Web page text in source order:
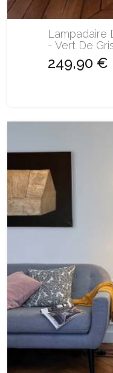
Lampadaire
- Vert De
249,90 €